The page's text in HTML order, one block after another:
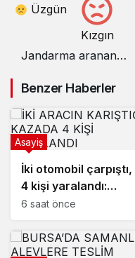
Üzgün
Kızgın
Jandarma aranan
kafede çay içerken
Benzer Haberler
İki otomobil çarpıştı,
4 kişi yaralandı:
Motosikletli çift
kurtuldu
Asayiş
6 saat önce